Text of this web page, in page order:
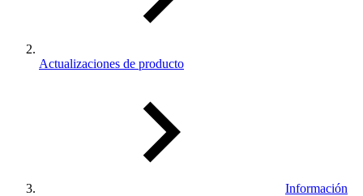
Actualizaciones de producto
Información